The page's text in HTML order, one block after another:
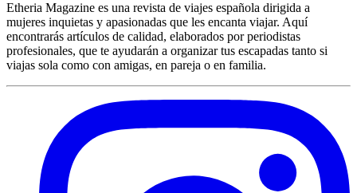
Etheria Magazine es una revista de viajes española dirigida a
mujeres inquietas y apasionadas que les encanta viajar. Aquí
encontrarás artículos de calidad, elaborados por periodistas
profesionales, que te ayudarán a organizar tus escapadas tanto si
viajas sola como con amigas, en pareja o en familia.